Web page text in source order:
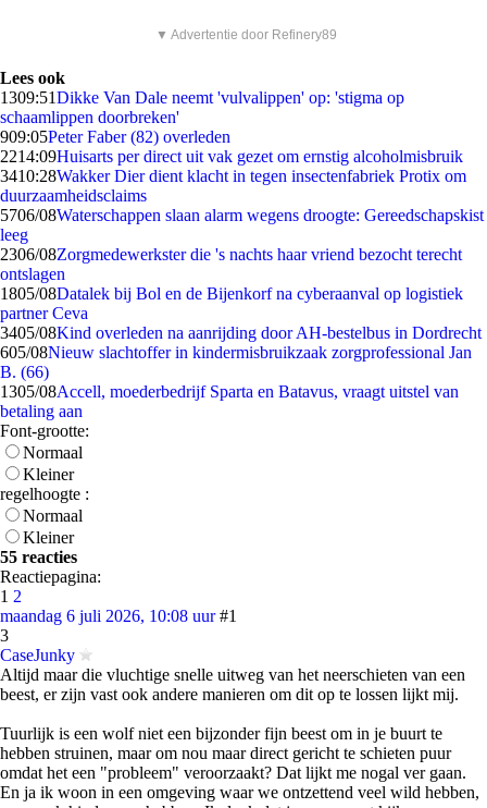
▼ Advertentie door Refinery89
Lees ook
1309:51Dikke Van Dale neemt 'vulvalippen' op: 'stigma op
schaamlippen doorbreken'
909:05Peter Faber (82) overleden
2214:09Huisarts per direct uit vak gezet om ernstig alcoholmisbruik
3410:28Wakker Dier dient klacht in tegen insectenfabriek Protix om
duurzaamheidsclaims
5706/08Waterschappen slaan alarm wegens droogte: Gereedschapskist
leeg
2306/08Zorgmedewerkster die 's nachts haar vriend bezocht terecht
ontslagen
1805/08Datalek bij Bol en de Bijenkorf na cyberaanval op logistiek
partner Ceva
3405/08Kind overleden na aanrijding door AH-bestelbus in Dordrecht
605/08Nieuw slachtoffer in kindermisbruikzaak zorgprofessional Jan
B. (66)
1305/08Accell, moederbedrijf Sparta en Batavus, vraagt uitstel van
betaling aan
Font-grootte:
Normaal
Kleiner
regelhoogte :
Normaal
Kleiner
55 reacties
Reactiepagina:
1 2
maandag 6 juli 2026, 10:08 uur #1
3
CaseJunky
Altijd maar die vluchtige snelle uitweg van het neerschieten van een
beest, er zijn vast ook andere manieren om dit op te lossen lijkt mij.
Tuurlijk is een wolf niet een bijzonder fijn beest om in je buurt te
hebben struinen, maar om nou maar direct gericht te schieten puur
omdat het een "probleem" veroorzaakt? Dat lijkt me nogal ver gaan.
En ja ik woon in een omgeving waar we ontzettend veel wild hebben,